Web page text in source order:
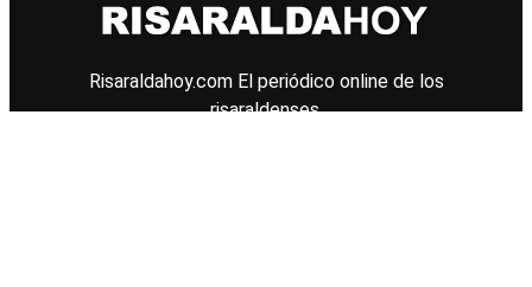
Risaraldahoy.com El periódico online de los
risaraldenses.